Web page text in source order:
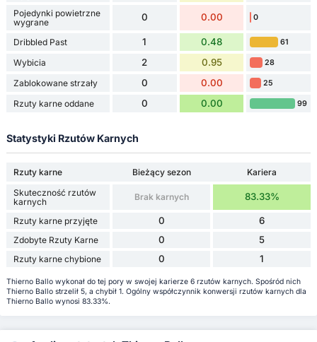
Pojedynki powietrzne
wygrane
0 0.00 0
Dribbled Past 1 0.48 61
Wybicia 2 0.95 28
Zablokowane strzały 0 0.00 25
Rzuty karne oddane 0 0.00 99
Statystyki Rzutów Karnych
Rzuty karne Bieżący sezon
Kariera
Skuteczność rzutów
karnych
Brak karnych 83.33%
Rzuty karne przyjęte 0 6
Zdobyte Rzuty Karne 0 5
Rzuty karne chybione 0 1
Thierno Ballo wykonał do tej pory w swojej karierze 6 rzutów karnych. Spośród nich
Thierno Ballo strzelił 5, a chybił 1. Ogólny współczynnik konwersji rzutów karnych dla
Thierno Ballo wynosi 83.33%.